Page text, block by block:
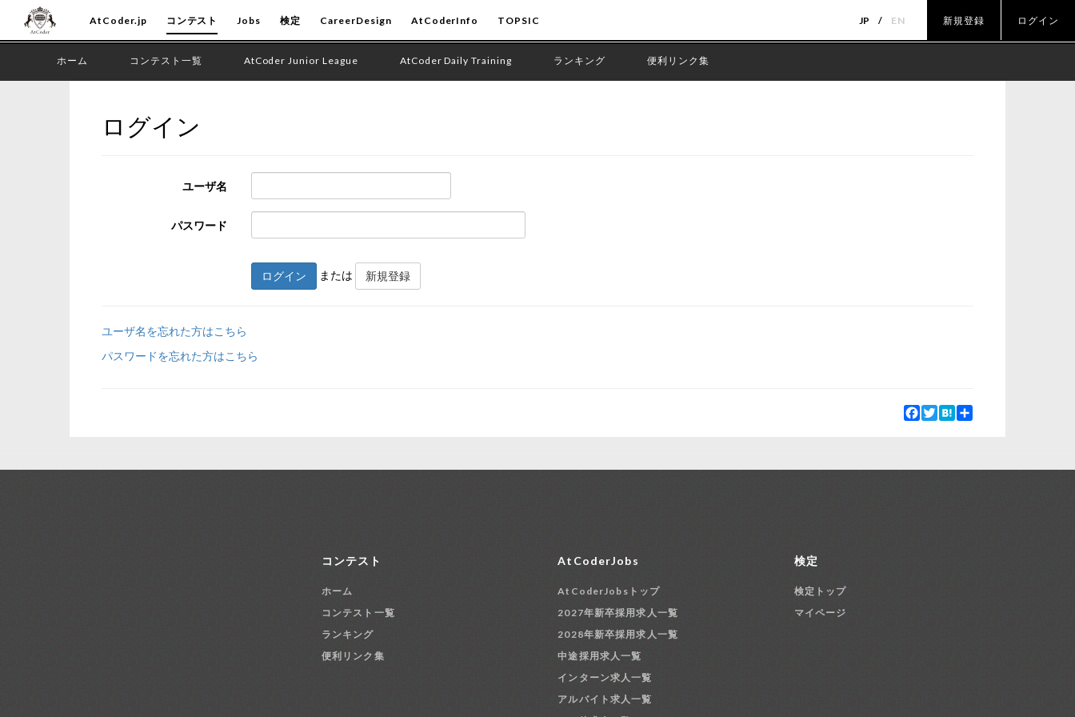
AtCoder.jp コンテスト Jobs 検定 CareerDesign AtCoderInfo TOPSIC JP EN 新規登録 ログイン
ホーム コンテスト一覧 AtCoder Junior League AtCoder Daily Training ランキング 便利リンク集
ログイン
ユーザ名
パスワード
ログイン または 新規登録
ユーザ名を忘れた方はこちら
パスワードを忘れた方はこちら
Facebook
Twitter
Hatena
コンテスト
ホーム
コンテスト一覧
ランキング
便利リンク集
AtCoderJobs
AtCoderJobsトップ
2027年新卒採用求人一覧
2028年新卒採用求人一覧
中途採用求人一覧
インターン求人一覧
アルバイト求人一覧
検定
検定トップ
マイページ